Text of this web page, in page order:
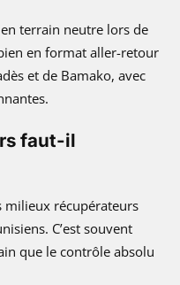
terrain neutre lors de
en format aller-retour
et de Bamako, avec
faut-il
récupérateurs
C’est souvent
que le contrôle absolu